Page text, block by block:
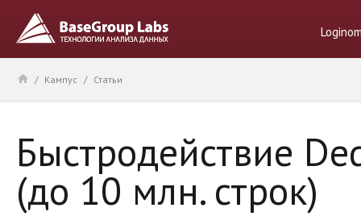
/ Кампус / Статьи
Быстродействие
(до 10 млн. строк)